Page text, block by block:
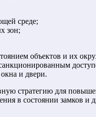
среде;
зон;
объектов и их
и двери.
стратегию для
в состоянии замков и